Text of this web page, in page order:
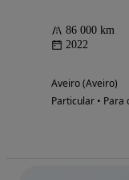
86 000 km
2022
Aveiro (Aveiro)
Particular • Para